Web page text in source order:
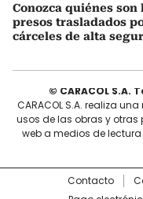
Conozca quiénes son
presos trasladados
cárceles de alta
© CARACOL S.A.
CARACOL S.A. realiza
usos de las obras y otras
web a medios de
Contacto